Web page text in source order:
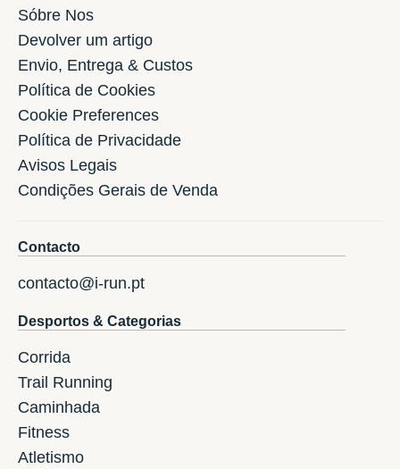
Sóbre Nos
Devolver um artigo
Envio, Entrega & Custos
Política de Cookies
Cookie Preferences
Política de Privacidade
Avisos Legais
Condições Gerais de Venda
Contacto
contacto@i-run.pt
Desportos & Categorias
Corrida
Trail Running
Caminhada
Fitness
Atletismo